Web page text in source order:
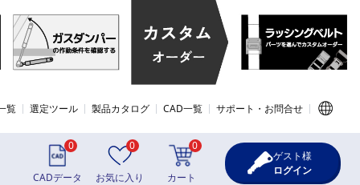
覧 選定ツール 製品カタログ CAD一覧 サポート・お問合せ
0
CADデータ
0
お気に入り
0
カート
ゲスト様
ログイン